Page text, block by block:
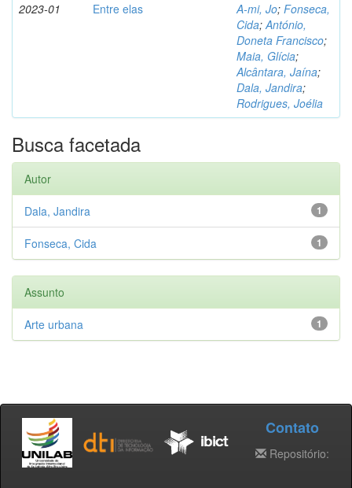
2023-01 Entre elas A-mi, Jo; Fonseca,
Cida;António,
Doneta Francisco;
Maia, Glícia;
Alcântara, Jaína;
Dala, Jandira;
Rodrigues, Joélia
Busca facetada
Autor
1
Dala, Jandira
1
Fonseca, Cida
Assunto
1
Arte urbana
Contato
Repositório: